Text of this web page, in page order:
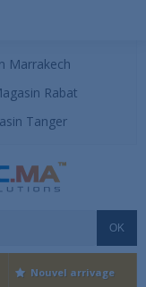
Marrakech
Rabat
Tanger
OK
Nouvel arrivage